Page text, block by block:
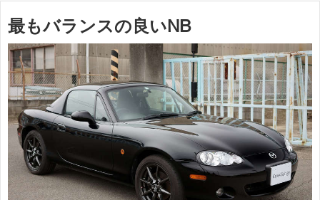
最もバランスの良いNB